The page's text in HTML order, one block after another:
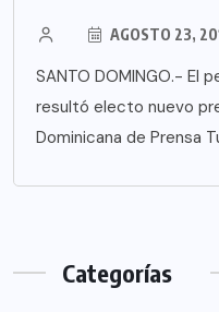
AGOSTO 23,
SANTO DOMINGO.- El
resultó electo nuevo
Dominicana de Prensa
Categorías